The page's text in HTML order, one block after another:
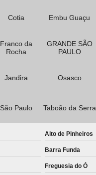
Cotia Embu Guaçu
Franco da
Rocha
GRANDE SÃO
PAULO
Jandira Osasco
São Paulo Taboão da Serra
Alto de Pinheiros
Barra Funda
Freguesia do Ó